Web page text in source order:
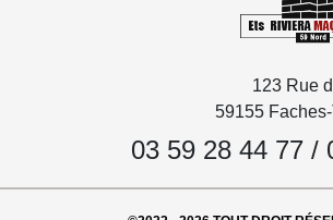
123 Rue
59155
03 59 28 44 77/